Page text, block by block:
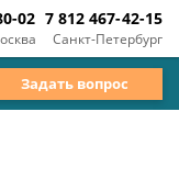
02
Санкт-Петербург
7 812 467-42-15
Задать вопрос